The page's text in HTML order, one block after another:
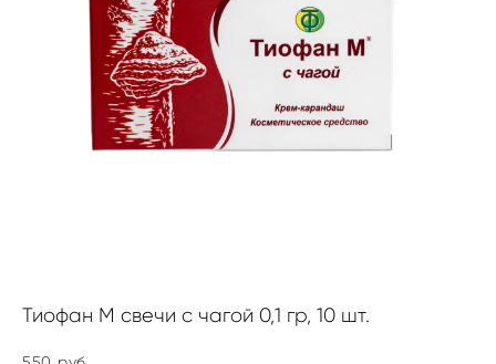
Тиофан М свечи с чагой 0,1 гр, 10 шт.